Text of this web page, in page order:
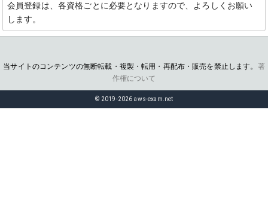
会員登録は、各資格ごとに必要となりますので、よろしくお願い
します。
当サイトのコンテンツの無断転載・複製・転用・再配布・販売を禁止します。 著
作権について
© 2019-2026 aws-exam.net